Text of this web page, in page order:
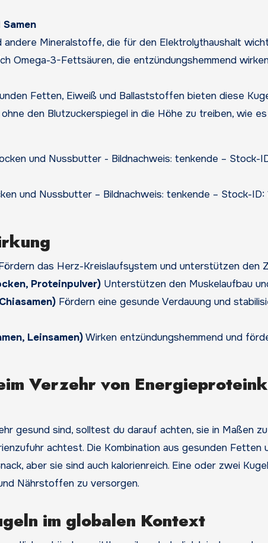
andere Mineralstoffe, die für den Elektrolythaushalt
Omega-3-Fettsäuren, die entzündungshemmend
Fetten, Eiweiß und Ballaststoffen bieten diese
den Blutzuckerspiegel in die Höhe zu treiben, wie
und Nussbutter – Bildnachweis: tenkende – Stock-ID:
das Herz-Kreislaufsystem und unterstützen den
Proteinpulver) Unterstützen den Muskelaufbau
Fördern eine gesunde Verdauung und
Leinsamen)Wirken entzündungshemmend und
Verzehr von
gesund sind, solltest du darauf achten, sie in Maßen
achtest. Die Kombination aus gesunden Fetten
aber sie sind auch kalorienreich. Eine oder zwei
Nährstoffen zu versorgen.
im globalen Kontext